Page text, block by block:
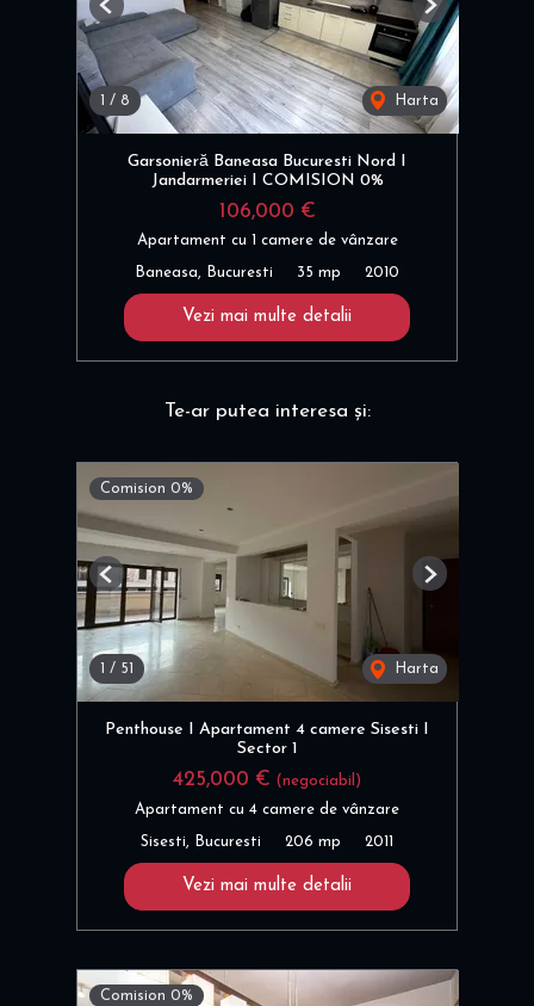
1 / 8 Harta
Previous Next
Garsonieră Baneasa Bucuresti Nord I
Jandarmeriei I COMISION 0%
106,000 €
Apartament cu 1 camere de vânzare
Baneasa, Bucuresti 35 mp 2010
Vezi mai multe detalii
Te-ar putea interesa și:
Comision 0%
/ 51 Harta
Previous Next
Penthouse I Apartament 4 camere Sisesti I
Sector 1
425,000 € (negociabil)
Apartament cu 4 camere de vânzare
Sisesti, Bucuresti 206 mp 2011
Vezi mai multe detalii
Comision 0%